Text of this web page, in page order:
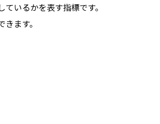
いるかを表す指標です。
ます。